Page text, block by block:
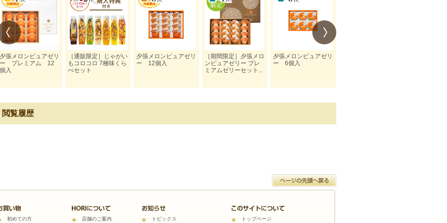
夕張メロンピュアゼリ
ー プレミアム 12
個入
［通販限定］じゃがい
もコロコロ 7種味くら
べセット
夕張メロンピュアゼリ
ー 12個入
［期間限定］夕張メロ
ンピュアゼリー プレ
ミアムゼリーセット...
夕張メロンピュアゼリ
ー 6個入
閲覧履歴
初めての方 店舗のご案内 トピックス トップページ